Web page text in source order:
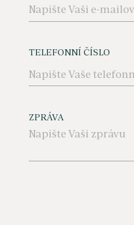
TELEFONNÍ ČÍSLO
ZPRÁVA